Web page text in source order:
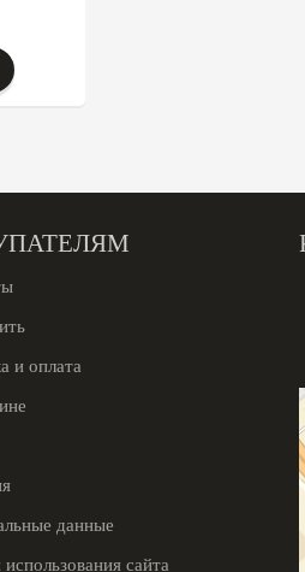
и оплата
данные
сайта